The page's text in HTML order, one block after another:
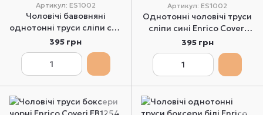
Артикул: ES1002
Чоловічі бавовняні
однотонні труси сліпи сірі
Enrico Coveri ES1002 L
395 грн
Артикул: ES1002
Однотонні чоловічі труси
сліпи сині Enrico Coveri
ES1002 L
395 грн